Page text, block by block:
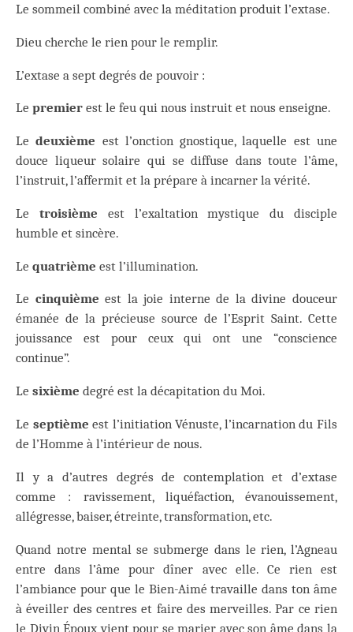
Le sommeil combiné avec la méditation produit l’extase.
Dieu cherche le rien pour le remplir.
L’extase a sept degrés de pouvoir :
Le premier est le feu qui nous instruit et nous enseigne.
Ledeuxième est l’onction gnostique, laquelle est une
douce liqueur solaire qui se diffuse dans toute l’âme,
l’instruit, l’affermit et la prépare à incarner la vérité.
Le troisième est l’exaltation mystique du disciple
humble et sincère.
Le quatrième est l’illumination.
Le cinquième est la joie interne de la divine douceur
émanée de la précieuse source de l’Esprit Saint. Cette
jouissance est pour ceux qui ont une “conscience
continue”.
Le sixième degré est la décapitation du Moi.
Le septième est l’initiation Vénuste, l’incarnation du Fils
de l’Homme à l’intérieur de nous.
Il y a d’autres degrés de contemplation et d’extase
comme : ravissement, liquéfaction, évanouissement,
allégresse, baiser, étreinte, transformation, etc.
Quand notre mental se submerge dans le rien, l’Agneau
entre dans l’âme pour dîner avec elle. Ce rien est
l’ambiance pour que le Bien-Aimé travaille dans ton âme
à éveiller des centres et faire des merveilles. Par ce rien
le Divin Époux vient pour se marier avec son âme dans la